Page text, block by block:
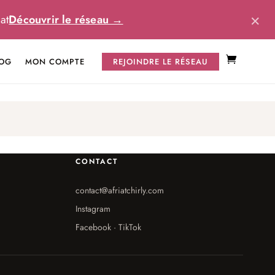
Découvrir le réseau → ×
MON COMPTE REJOINDRE LE RÉSEAU
CONTACT
contact@afriatchirly.com
Instagram
Facebook · TikTok